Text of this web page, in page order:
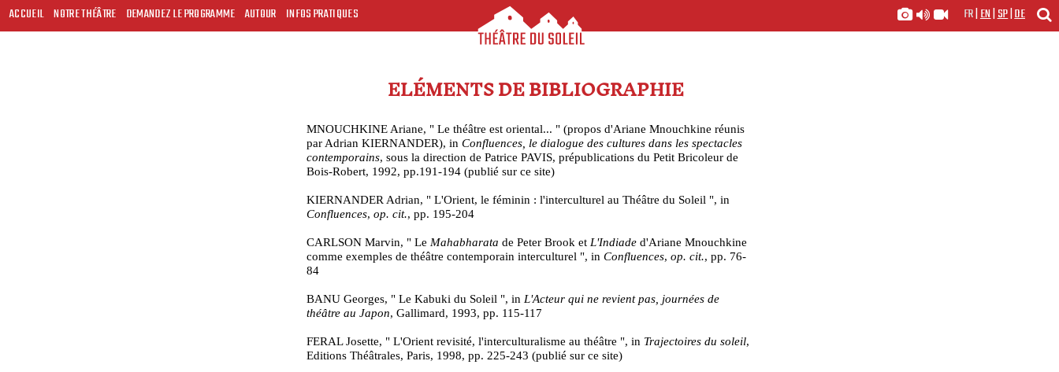
ACCUEIL NOTRE THÉÂTRE DEMANDEZ LE PROGRAMME AUTOUR INFOS PRATIQUES FR|EN|SP|DE
ELÉMENTS DE BIBLIOGRAPHIE
MNOUCHKINE Ariane, " Le théâtre est oriental... " (propos d'Ariane Mnouchkine réunis
par Adrian KIERNANDER), in Confluences, le dialogue des cultures dans les spectacles
contemporains, sous la direction de Patrice PAVIS, prépublications du Petit Bricoleur de
Bois-Robert, 1992, pp.191-194 (publié sur ce site)
KIERNANDER Adrian, " L'Orient, le féminin : l'interculturel au Théâtre du Soleil ", in
Confluences, op. cit., pp. 195-204
CARLSON Marvin, " Le Mahabharata de Peter Brook et L'Indiaded'Ariane Mnouchkine
comme exemples de théâtre contemporain interculturel ", in Confluences, op. cit., pp. 76-
84
BANU Georges, " Le Kabuki du Soleil ", in L'Acteur qui ne revient pas, journées de
théâtre au Japon, Gallimard, 1993, pp. 115-117
FERAL Josette, " L'Orient revisité, l'interculturalisme au théâtre ", in Trajectoires du soleil,
Editions Théâtrales, Paris, 1998, pp. 225-243 (publié sur ce site)